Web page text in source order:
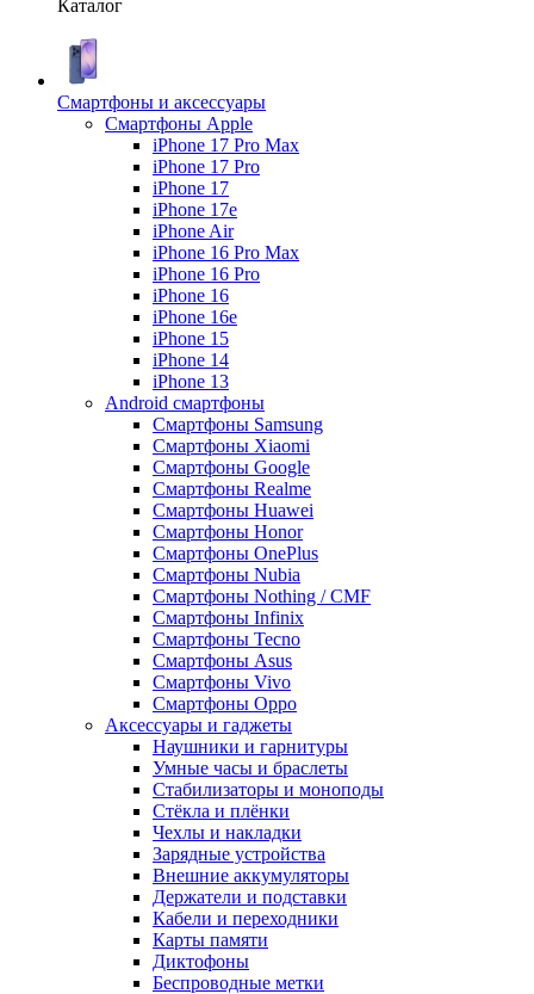
Каталог
Смартфоны и аксессуары
Смартфоны Apple
iPhone 17 Pro Max
iPhone 17 Pro
iPhone 17
iPhone 17e
iPhone Air
iPhone 16 Pro Max
iPhone 16 Pro
iPhone 16
iPhone 16e
iPhone 15
iPhone 14
iPhone 13
Android cмартфоны
Смартфоны Samsung
Смартфоны Xiaomi
Смартфоны Google
Смартфоны Realme
Смартфоны Huawei
Смартфоны Honor
Смартфоны OnePlus
Смартфоны Nubia
Смартфоны Nothing / CMF
Смартфоны Infinix
Смартфоны Tecno
Смартфоны Asus
Смартфоны Vivo
Смартфоны Oppo
Аксессуары и гаджеты
Наушники и гарнитуры
Умные часы и браслеты
Стабилизаторы и моноподы
Стёкла и плёнки
Чехлы и накладки
Зарядные устройства
Внешние аккумуляторы
Держатели и подставки
Кабели и переходники
Карты памяти
Диктофоны
Беспроводные метки